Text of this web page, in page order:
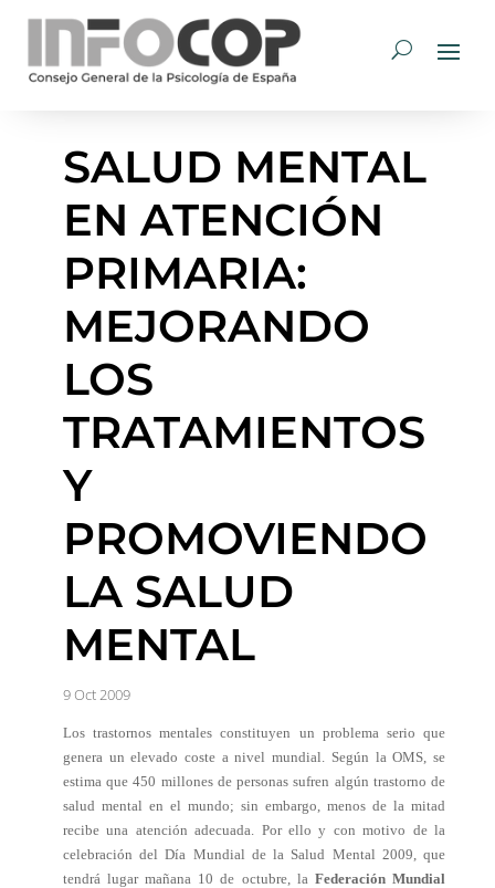
SALUD MENTAL
EN ATENCIÓN
PRIMARIA:
MEJORANDO
LOS
TRATAMIENTOS
Y
PROMOVIENDO
LA SALUD
MENTAL
9 Oct 2009
Los trastornos mentales constituyen un problema serio que
genera un elevado coste a nivel mundial. Según la OMS, se
estima que 450 millones de personas sufren algún trastorno de
salud mental en el mundo; sin embargo, menos de la mitad
recibe una atención adecuada. Por ello y con motivo de la
celebración del Día Mundial de la Salud Mental 2009, que
tendrá lugar mañana 10 de octubre, laFederación Mundial